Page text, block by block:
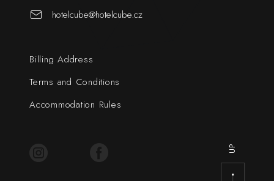
hotelcube@hotelcube.cz
Billing Address
Terms and Conditions
Accommodation Rules
UP